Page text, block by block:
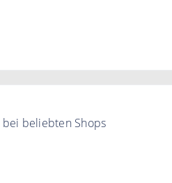
beliebten Shops
bietet Ihnen Cashback von